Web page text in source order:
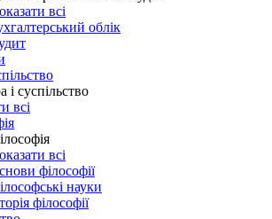
всі
облік
і суспільство
всі
всі
філософії
науки
філософії